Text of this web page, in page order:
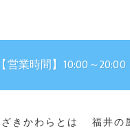
【営業時間】10:00～
きかわらとは 福井の